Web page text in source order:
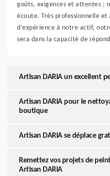
goûts, exigences et attentes ;
écoute. Très professionnelle et
d’expérience à notre actif,
sera dans la capacité de
Artisan DARIA un excellent
Artisan DARIA pour le
boutique
Artisan DARIA se déplace
Remettez vos projets de
Artisan DARIA